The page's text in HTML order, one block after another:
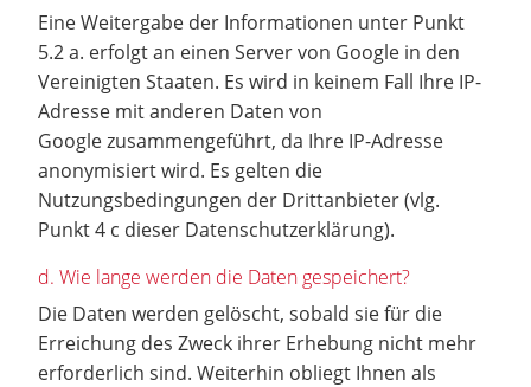
Eine Weitergabe der Informationen unter Punkt
5.2 a. erfolgt an einen Server von Google in den
Vereinigten Staaten. Es wird in keinem Fall Ihre IP-
Adresse mit anderen Daten von
Google zusammengeführt, da Ihre IP-Adresse
anonymisiert wird. Es gelten die
Nutzungsbedingungen der Drittanbieter (vlg.
Punkt 4 c dieser Datenschutzerklärung).
d. Wie lange werden die Daten gespeichert?
Die Daten werden gelöscht, sobald sie für die
Erreichung des Zweck ihrer Erhebung nicht mehr
erforderlich sind. Weiterhin obliegt Ihnen als